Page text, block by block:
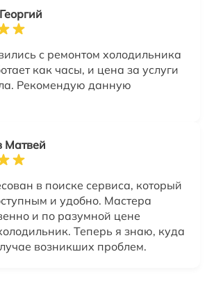
с ремонтом холодильника
как часы, и цена за услуги
Рекомендую данную
Матвей
в поиске сервиса, который
и удобно. Мастера
и по разумной цене
Теперь я знаю, куда
возникших проблем.